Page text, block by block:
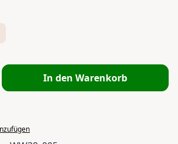
Gib den gewünschten
In den Warenkorb